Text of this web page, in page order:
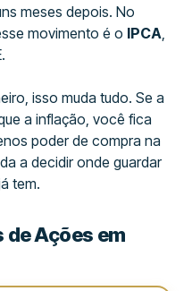
meses depois. No
movimento é o IPCA,
isso muda tudo. Se a
a inflação, você fica
poder de compra na
a decidir onde guardar
tem.
Ações em